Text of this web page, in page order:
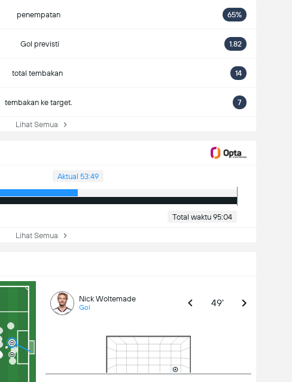
penempatan 65%
Gol previsti 1.82
total tembakan 14
tembakan ke target. 7
Lihat Semua
Aktual 53:49
Total waktu 95:04
Lihat Semua
Nick Woltemade
Gol 49'